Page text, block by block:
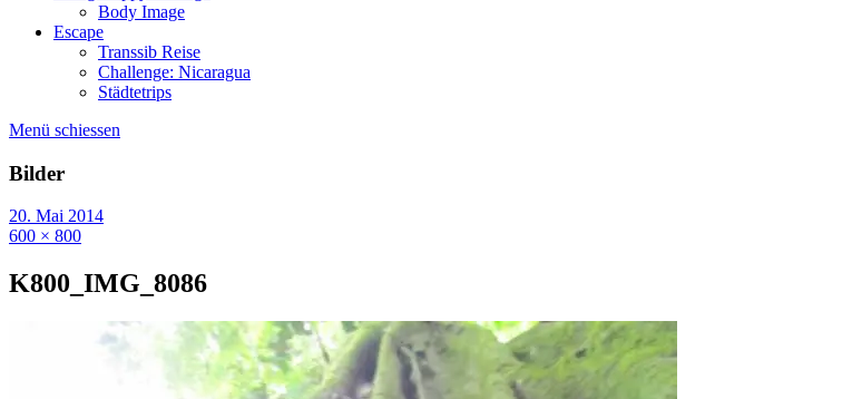
Body Image
Escape
Transsib Reise
Challenge: Nicaragua
Städtetrips
Menü schiessen
Bilder
20. Mai 2014
600 × 800
K800_IMG_8086